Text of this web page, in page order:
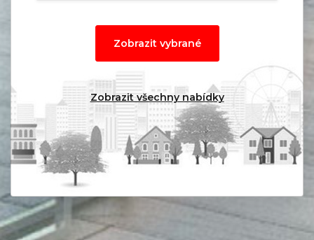
Zobrazit vybrané
Zobrazit všechny nabídky